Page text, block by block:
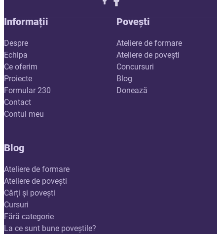
Follow me on X
Follow me on LinkedIn
Follow me on X
Informații
Despre
Echipa
Ce oferim
Proiecte
Formular 230
Contact
Contul meu
Povești
Ateliere de formare
Ateliere de povești
Concursuri
Blog
Donează
Blog
Ateliere de formare
Ateliere de povești
Cărți și povești
Cursuri
Fără categorie
La ce sunt bune poveștile?